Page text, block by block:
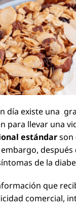
día existe una
para llevar una
estándarson
de la
que
comercial,